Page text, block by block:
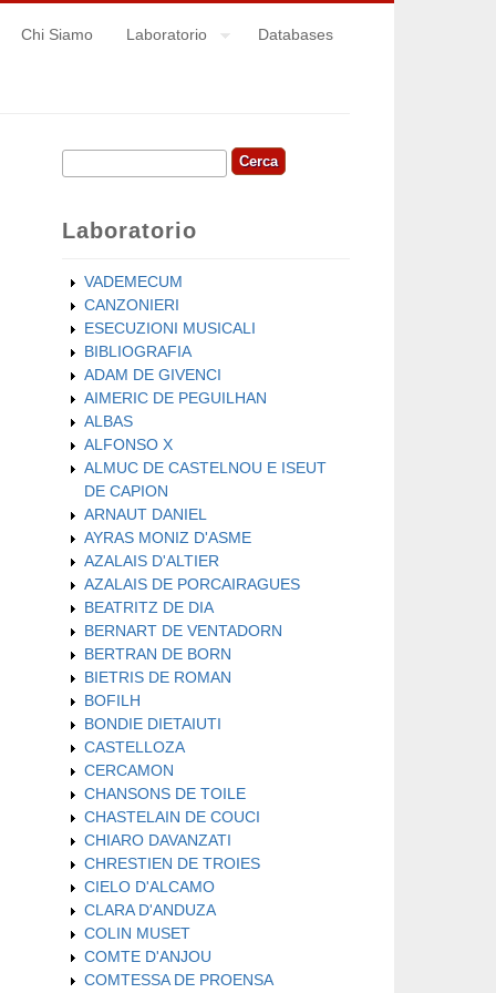
Chi Siamo Laboratorio Databases
Form di ricerca
Cerca
Laboratorio
VADEMECUM
CANZONIERI
ESECUZIONI MUSICALI
BIBLIOGRAFIA
ADAM DE GIVENCI
AIMERIC DE PEGUILHAN
ALBAS
ALFONSO X
ALMUC DE CASTELNOU E ISEUT
DE CAPION
ARNAUT DANIEL
AYRAS MONIZ D'ASME
AZALAIS D'ALTIER
AZALAIS DE PORCAIRAGUES
BEATRITZ DE DIA
BERNART DE VENTADORN
BERTRAN DE BORN
BIETRIS DE ROMAN
BOFILH
BONDIE DIETAIUTI
CASTELLOZA
CERCAMON
CHANSONS DE TOILE
CHASTELAIN DE COUCI
CHIARO DAVANZATI
CHRESTIEN DE TROIES
CIELO D'ALCAMO
CLARA D'ANDUZA
COLIN MUSET
COMTE D'ANJOU
COMTESSA DE PROENSA